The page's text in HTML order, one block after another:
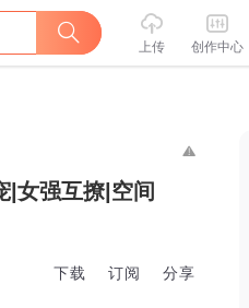
上传 创作中心
|女强互撩|空间
下载 订阅 分享